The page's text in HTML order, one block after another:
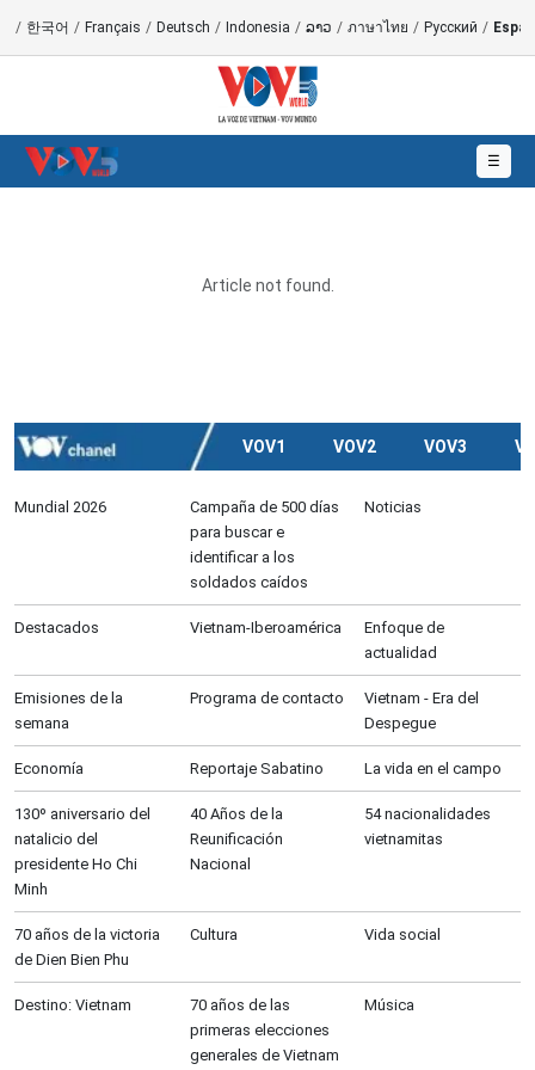
/ 한국어 / Français / Deutsch / Indonesia / ລາວ / ภาษาไทย / Русский /
☰
Article not found.
VOV1 VOV2 VOV3
Mundial 2026
Campaña de 500 días
para buscar e
identificar a los
soldados caídos
Noticias
Destacados Vietnam-Iberoamérica
Enfoque de
actualidad
Emisiones de la
semana
Programa de contacto
Vietnam - Era del
Despegue
Economía Reportaje Sabatino La vida en el campo
130º aniversario del
natalicio del
presidente Ho Chi
Minh
40 Años de la
Reunificación
Nacional
54 nacionalidades
vietnamitas
70 años de la victoria
de Dien Bien Phu
Cultura Vida social
Destino: Vietnam
70 años de las
primeras elecciones
generales de Vietnam
Música